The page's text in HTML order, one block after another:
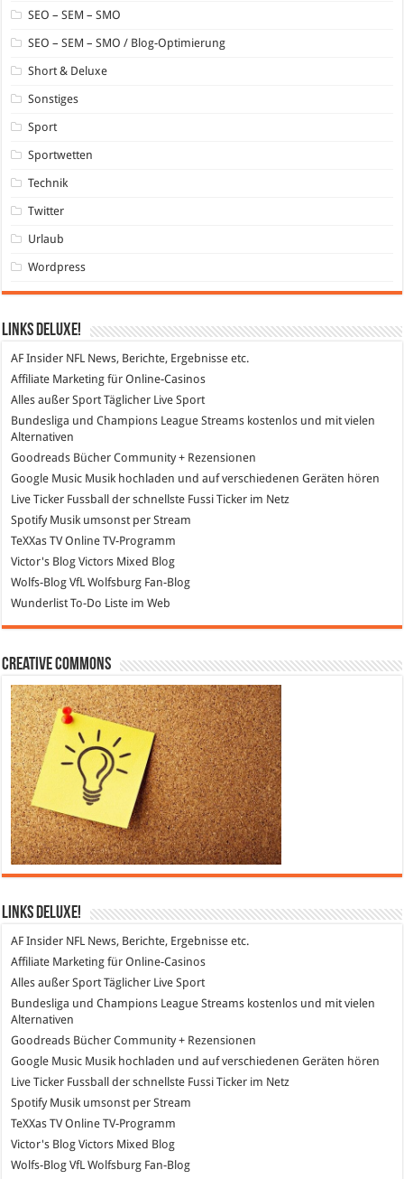
SEO – SEM – SMO
SEO – SEM – SMO / Blog-Optimierung
Short & Deluxe
Sonstiges
Sport
Sportwetten
Technik
Twitter
Urlaub
Wordpress
Links DeLuXe!
AF Insider NFL News, Berichte, Ergebnisse etc.
Affiliate Marketing für Online-Casinos
Alles außer Sport Täglicher Live Sport
Bundesliga und Champions League Streams kostenlos und mit vielen
Alternativen
Goodreads Bücher Community + Rezensionen
Google Music Musik hochladen und auf verschiedenen Geräten hören
Live Ticker Fussball der schnellste Fussi Ticker im Netz
SpotifyMusik umsonst per Stream
TeXXas TVOnline TV-Programm
Victor's Blog Victors Mixed Blog
Wolfs-Blog VfL Wolfsburg Fan-Blog
Wunderlist To-Do Liste im Web
Creative Commons
Links DeLuXe!
AF Insider NFL News, Berichte, Ergebnisse etc.
Affiliate Marketing für Online-Casinos
Alles außer SportTäglicher Live Sport
Bundesliga und Champions League Streams kostenlos und mit vielen
Alternativen
Goodreads Bücher Community + Rezensionen
Google Music Musik hochladen und auf verschiedenen Geräten hören
Live Ticker Fussball
der schnellste Fussi Ticker im Netz
SpotifyMusik umsonst per Stream
TeXXas TVOnline TV-Programm
Victor's Blog Victors Mixed Blog
Wolfs-Blog VfL Wolfsburg Fan-Blog